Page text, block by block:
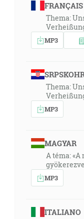
FRANÇAIS
Thema:
MP3
Thema:
MP3
MAGYAR
A téma:
MP3
ITALIANO